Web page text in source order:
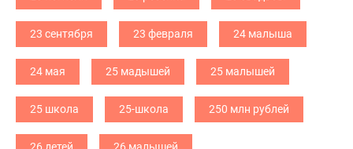
23 сентября 23 февраля 24 малыша
24 мая 25 мадышей 25 малышей
25 школа 25-школа 250 млн рублей